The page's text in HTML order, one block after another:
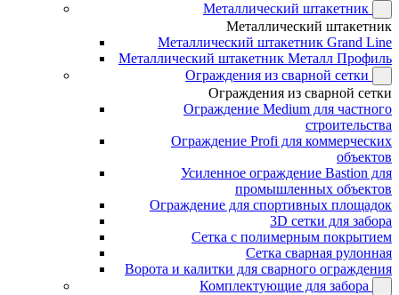
Металлический штакетник
Металлический штакетник
Металлический штакетник Grand Line
Металлический штакетник Металл Профиль
Ограждения из сварной сетки
Ограждения из сварной сетки
Ограждение Medium для частного
строительства
Ограждение Profi для коммерческих
объектов
Усиленное ограждение Bastion для
промышленных объектов
Ограждение для спортивных площадок
3D сетки для забора
Сетка с полимерным покрытием
Сетка сварная рулонная
Ворота и калитки для сварного ограждения
Комплектующие для забора